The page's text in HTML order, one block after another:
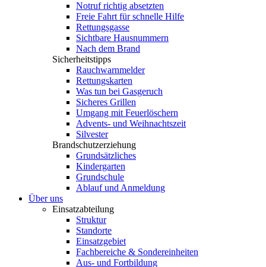
Notruf richtig absetzten
Freie Fahrt für schnelle Hilfe
Rettungsgasse
Sichtbare Hausnummern
Nach dem Brand
Sicherheitstipps
Rauchwarnmelder
Rettungskarten
Was tun bei Gasgeruch
Sicheres Grillen
Umgang mit Feuerlöschern
Advents- und Weihnachtszeit
Silvester
Brandschutzerziehung
Grundsätzliches
Kindergarten
Grundschule
Ablauf und Anmeldung
Über uns
Einsatzabteilung
Struktur
Standorte
Einsatzgebiet
Fachbereiche & Sondereinheiten
Aus- und Fortbildung